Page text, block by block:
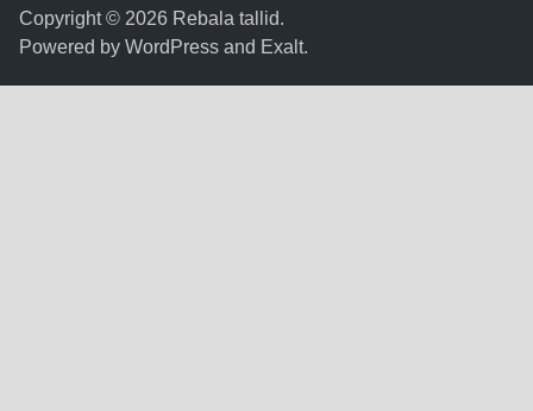
Copyright © 2026 Rebala tallid.
Powered byWordPress and Exalt.